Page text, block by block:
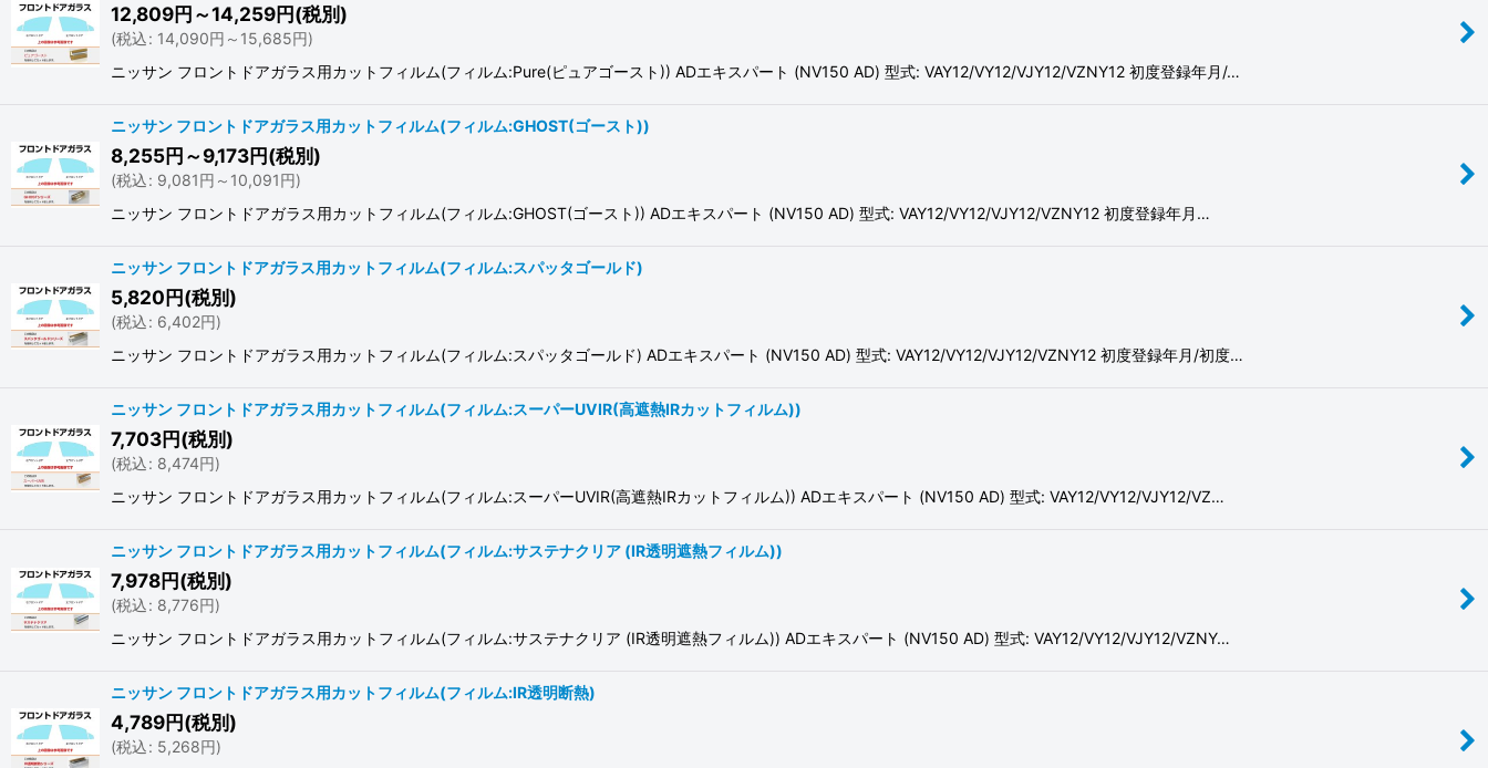
12,809円～14,259円(税別)
(税込: 14,090円 ～15,685円)
ニッサン フロントドアガラス用カットフィルム(フィルム:Pure(ピュアゴースト)) ADエキスパート (NV150 AD) 型式: VAY12/VY12/VJY12/VZNY12 初度登録年月/…
ニッサン フロントドアガラス用カットフィルム(フィルム:GHOST(ゴースト))
8,255円～9,173円(税別)
(税込: 9,081円 ～10,091円)
ニッサン フロントドアガラス用カットフィルム(フィルム:GHOST(ゴースト)) ADエキスパート (NV150 AD) 型式: VAY12/VY12/VJY12/VZNY12 初度登録年月…
ニッサン フロントドアガラス用カットフィルム(フィルム:スパッタゴールド)
5,820円(税別)
(税込: 6,402円)
ニッサン フロントドアガラス用カットフィルム(フィルム:スパッタゴールド) ADエキスパート (NV150 AD) 型式: VAY12/VY12/VJY12/VZNY12 初度登録年月/初度…
ニッサン フロントドアガラス用カットフィルム(フィルム:スーパーUVIR(高遮熱IRカットフィルム))
7,703円(税別)
(税込: 8,474円)
ニッサン フロントドアガラス用カットフィルム(フィルム:スーパーUVIR(高遮熱IRカットフィルム)) ADエキスパート (NV150 AD) 型式: VAY12/VY12/VJY12/VZ…
ニッサン フロントドアガラス用カットフィルム(フィルム:サステナクリア (IR透明遮熱フィルム))
7,978円(税別)
(税込: 8,776円)
ニッサン フロントドアガラス用カットフィルム(フィルム:サステナクリア (IR透明遮熱フィルム)) ADエキスパート (NV150 AD) 型式: VAY12/VY12/VJY12/VZNY…
ニッサン フロントドアガラス用カットフィルム(フィルム:IR透明断熱)
4,789円(税別)
(税込: 5,268円)